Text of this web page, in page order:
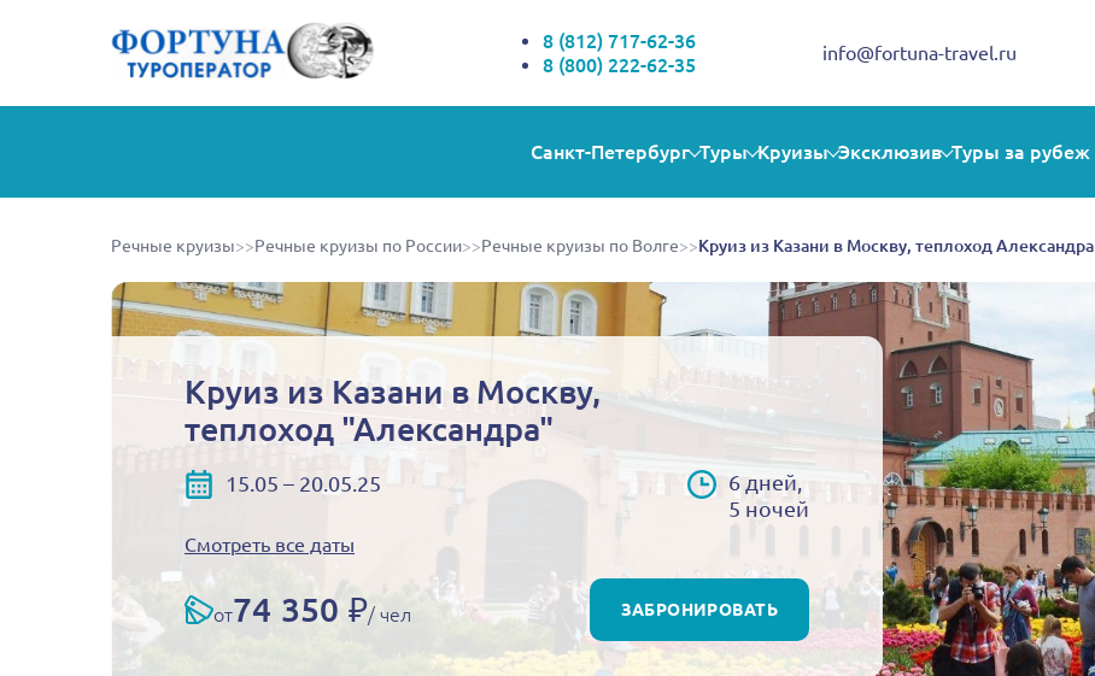
Выбираете себе увлекательную поездку? Могу помочь!
8 (812) 717-62-36
8 (800) 222-62-35
info@fortuna-travel.ru
Санкт-Петербург Туры Круизы Эксклюзив Туры за рубеж
Речные круизы>>Речные круизы по России>>Речные круизы по Волге>>Круиз из Казани в Москву, теплоход Александра
Круиз из Казани в Москву,
теплоход "Александра"
15.05 – 20.05.25
6 дней,
5 ночей
Смотреть все даты
от74 350 ₽/ чел ЗАБРОНИРОВАТЬ